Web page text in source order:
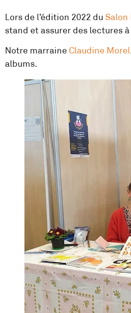
Lors de l’édition 2022 du Salon
stand et assurer des lectures
Notre marraine Claudine Morel
albums.